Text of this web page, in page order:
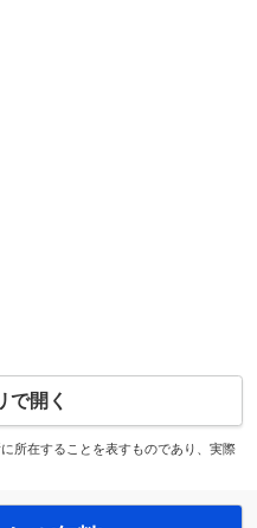
で開く
所在することを表すものであり、実際